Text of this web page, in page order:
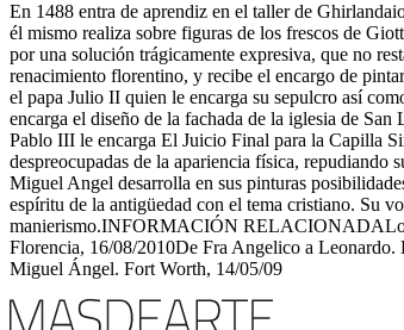
En 1488 entra de aprendiz en el taller de
él mismo realiza sobre figuras de los frescos de
por una solución trágicamente expresiva, que no
renacimiento florentino, y recibe el encargo de
el papa Julio II quien le encarga su sepulcro así
encarga el diseño de la fachada de la iglesia de
Pablo III le encarga El Juicio Final para la Capilla
despreocupadas de la apariencia física, repudiando
Miguel Angel desarrolla en sus pinturas
espíritu de la antigüedad con el tema cristiano. Su
manierismo.INFORMACIÓN RELACIONADALos
Florencia, 16/08/2010De Fra Angelico a
Miguel Ángel. Fort Worth, 14/05/09